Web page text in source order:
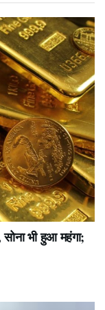
भी हुआ महंगा;